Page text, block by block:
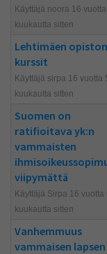
Käyttäjä noora 16
kuukautta sitten
Lehtimäen opiston
kurssit
Käyttäjä sirpa 16 vuotta
kuukautta sitten
Suomen on
ratifioitava yk:n
vammaisten
viipymättä
Käyttäjä Sirpa 16 vuotta
kuukautta sitten
Vanhemmuus
vammaisen lapsen